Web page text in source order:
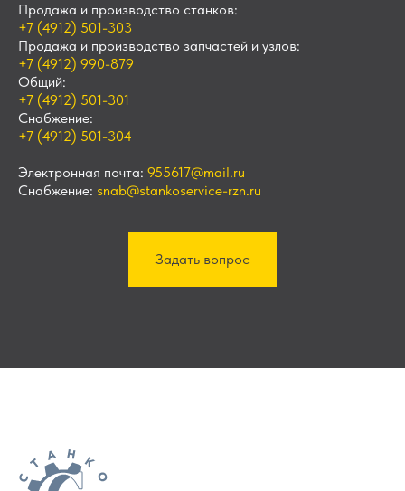
Продажа и производство станков:
+7 (4912) 501-303
Продажа и производство запчастей и узлов:
+7 (4912) 990-879
Общий:
+7 (4912) 501-301
Снабжение:
+7 (4912) 501-304
Электронная почта: 955617@mail.ru
Снабжение: snab@stankoservice-rzn.ru
Задать вопрос